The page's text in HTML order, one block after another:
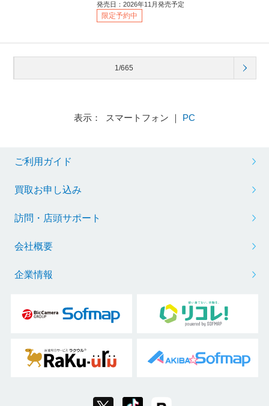
発売日：2026年11月発売予定
限定予約中
1/665
表示： スマートフォン ｜ PC
ご利用ガイド
買取お申し込み
訪問・店頭サポート
会社概要
企業情報